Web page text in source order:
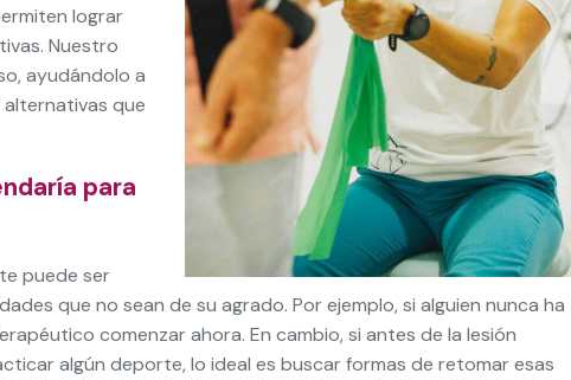
lograr
Nuestro
ayudándolo a
que
para
puede ser
que no sean de su agrado. Por ejemplo, si alguien nunca ha
comenzar ahora. En cambio, si antes de la lesión
algún deporte, lo ideal es buscar formas de retomar esas